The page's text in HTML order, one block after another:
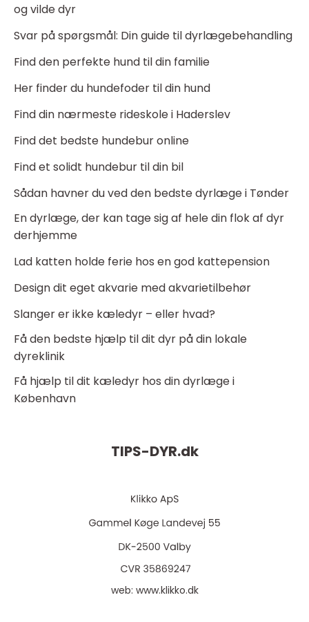
og vilde dyr
Svar på spørgsmål: Din guide til dyrlægebehandling
Find den perfekte hund til din familie
Her finder du hundefoder til din hund
Find din nærmeste rideskole i Haderslev
Find det bedste hundebur online
Find et solidt hundebur til din bil
Sådan havner du ved den bedste dyrlæge i Tønder
En dyrlæge, der kan tage sig af hele din flok af dyr
derhjemme
Lad katten holde ferie hos en god kattepension
Design dit eget akvarie med akvarietilbehør
Slanger er ikke kæledyr – eller hvad?
Få den bedste hjælp til dit dyr på din lokale
dyreklinik
Få hjælp til dit kæledyr hos din dyrlæge i
København
TIPS-DYR.dk
web: www.klikko.dk